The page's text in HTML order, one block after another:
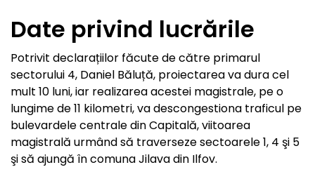
Date privind lucrările
Potrivit declarațiilor făcute de către primarul
sectorului 4, Daniel Băluță, proiectarea va dura cel
mult 10 luni, iar realizarea acestei magistrale, pe o
lungime de 11 kilometri, va descongestiona traficul pe
bulevardele centrale din Capitală, viitoarea
magistrală urmând să traverseze sectoarele 1, 4 şi 5
şi să ajungă în comuna Jilava din Ilfov.